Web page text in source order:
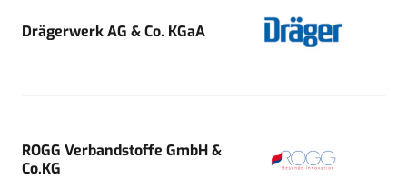
Drägerwerk AG & Co. KGaA
ROGG Verbandstoffe GmbH &
Co.KG